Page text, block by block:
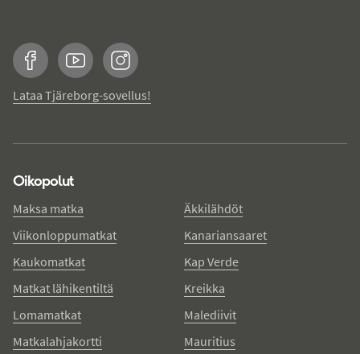
FacebookYouTubeInstagram
Lataa Tjäreborg-sovellus!
Oikopolut
Maksa matka
Viikonloppumatkat
Kaukomatkat
Matkat lähikentiltä
Lomamatkat
Matkalahjakortti
Äkkilähdöt
Kanariansaaret
Kap Verde
Kreikka
Malediivit
Mauritius